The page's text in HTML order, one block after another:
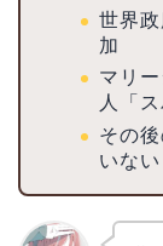
世界
加
マリ
人「
その
いな